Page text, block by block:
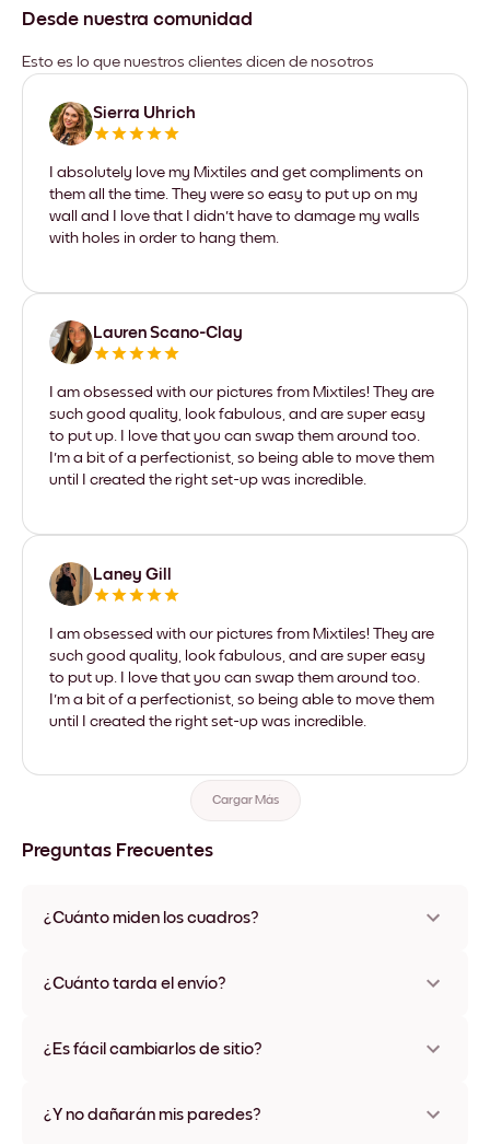
Desde nuestra comunidad
Esto es lo que nuestros clientes dicen de nosotros
Sierra Uhrich
I absolutely love my Mixtiles and get compliments on
them all the time. They were so easy to put up on my
wall and I love that I didn't have to damage my walls
with holes in order to hang them.
Lauren Scano-Clay
I am obsessed with our pictures from Mixtiles! They are
such good quality, look fabulous, and are super easy
to put up. I love that you can swap them around too.
I'm a bit of a perfectionist, so being able to move them
until I created the right set-up was incredible.
Laney Gill
I am obsessed with our pictures from Mixtiles! They are
such good quality, look fabulous, and are super easy
to put up. I love that you can swap them around too.
I'm a bit of a perfectionist, so being able to move them
until I created the right set-up was incredible.
Cargar Más
Preguntas Frecuentes
¿Cuánto miden los cuadros?
varios materiales y colores de marco, incluidas opciones sin
¿Cuánto tarda el envío?
disponibles en algunos países. Te enviaremos un número de
¿Es fácil cambiarlos de sitio?
ningún daño
¿Y no dañarán mis paredes?